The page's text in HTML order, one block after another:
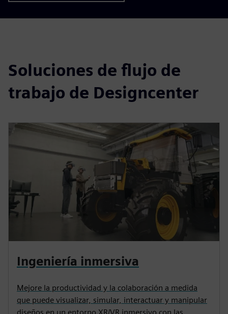
Soluciones de flujo de
trabajo de Designcenter
Ingeniería inmersiva
Mejore la productividad y la colaboración a medida
que puede visualizar, simular, interactuar y manipular